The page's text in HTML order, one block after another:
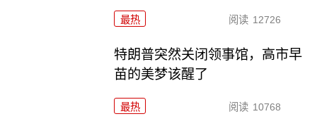
最热 阅读 12726
特朗普突然关闭领事馆，高市早
苗的美梦该醒了
最热 阅读 10768